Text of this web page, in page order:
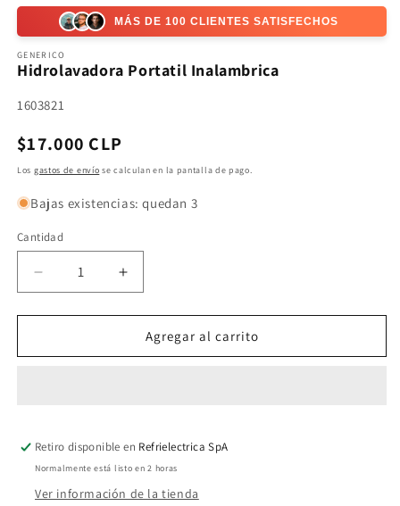
elemento
multimedia
1
una
ventana
MÁS DE 100 CLIENTES SATISFECHOS
GENERICO
Hidrolavadora Portatil Inalambrica
SKU:
1603821
Precio
habitual
$17.000 CLP
Los gastos de envío se calculan en la pantalla de pago.
Bajas existencias: quedan 3
Cantidad
Reducir
cantidad
para
Portatil
Aumentar
cantidad
para
Hidrolavadora
Portatil
Agregar al carrito
Retiro disponible en Refrielectrica SpA
Normalmente está listo en 2 horas
Ver información de la tienda